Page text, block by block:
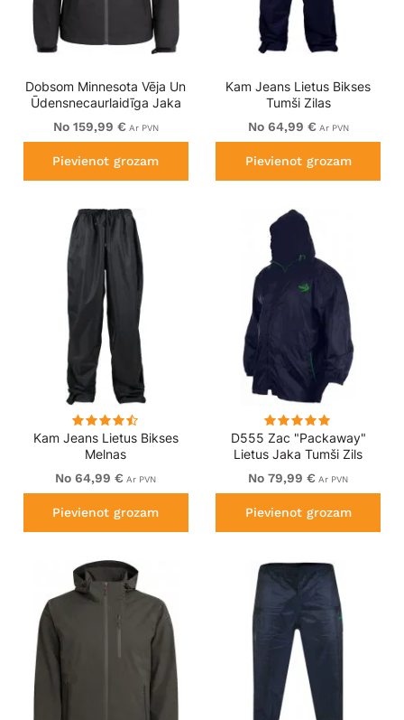
Dobsom Minnesota Vēja Un
Ūdensnecaurlaidīga Jaka
Melna
No 159,99 € Ar PVN
Pievienot grozam
Kam Jeans Lietus Bikses
Tumši Zilas
No 64,99 € Ar PVN
Pievienot grozam
Kam Jeans Lietus Bikses
Melnas
No 64,99 € Ar PVN
Pievienot grozam
D555 Zac "Packaway"
Lietus Jaka Tumši Zils
No 79,99 € Ar PVN
Pievienot grozam